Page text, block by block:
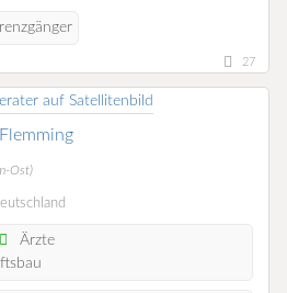
27
Ost)
Ärzte